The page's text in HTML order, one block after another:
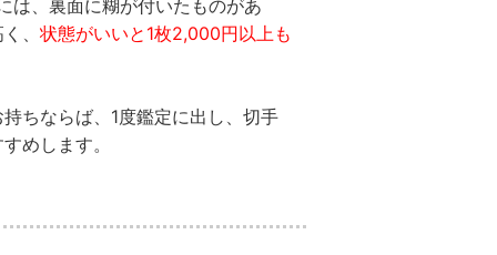
は、裏面に糊が付いたものがあ
、 状態がいいと1枚2,000円以上も
ちならば、1度鑑定に出し、切手
めします。